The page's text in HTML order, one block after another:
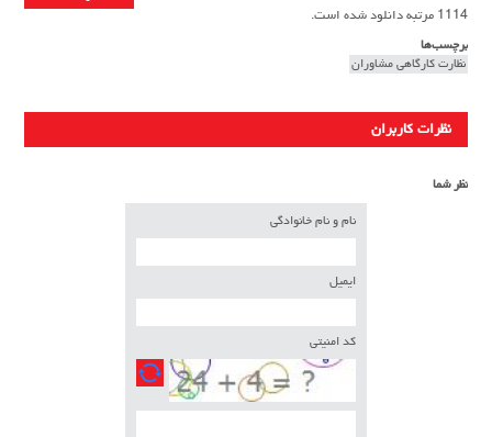
1114 مرتبه دانلود شده است.
برچسب‌ها
نظارت کارگاهی مشاوران
نظرات کاربران
نظر شما
نام و نام خانوادگی
ایمیل
کد امنیتی